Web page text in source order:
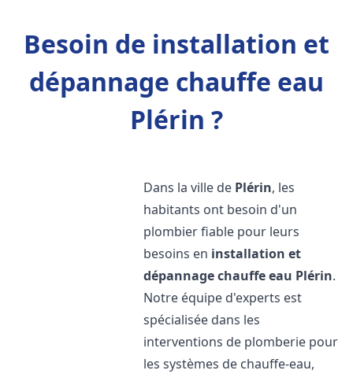
Besoin de installation et
dépannage chauffe eau
Plérin ?
Dans la ville de Plérin, les
habitants ont besoin d'un
plombier fiable pour leurs
besoins en installation et
dépannage chauffe eau Plérin.
Notre équipe d'experts est
spécialisée dans les
interventions de plomberie pour
les systèmes de chauffe-eau,